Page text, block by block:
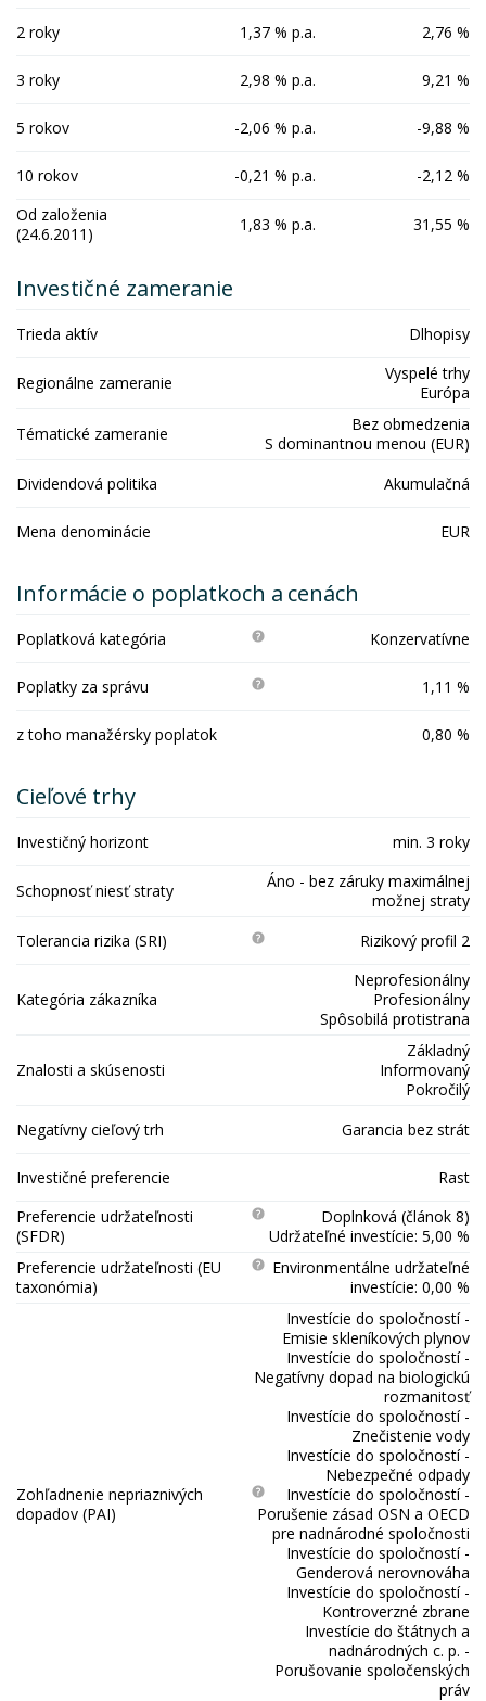
2 roky 1,37 % p.a. 2,76 %
3 roky 2,98 % p.a. 9,21 %
5 rokov -2,06 % p.a. -9,88 %
10 rokov -0,21 % p.a.
-2,12 %
Od založenia
(24.6.2011)
1,83 % p.a. 31,55 %
Investičné zameranie
Trieda aktív Dlhopisy
Regionálne zameranie
Vyspelé trhy
Európa
Tématické zameranie
Bez obmedzenia
S dominantnou menou (EUR)
Dividendová politika
Akumulačná
Mena denominácie EUR
Informácie o poplatkoch a cenách
Poplatková kategória Konzervatívne
Poplatky za správu 1,11 %
z toho manažérsky poplatok 0,80 %
Cieľové trhy
Investičný horizont min. 3 roky
Schopnosť niesť straty
Áno - bez záruky maximálnej
možnej straty
Tolerancia rizika (SRI)
Rizikový profil 2
Kategória zákazníka
Neprofesionálny
Profesionálny
Spôsobilá protistrana
Znalosti a skúsenosti
Základný
Informovaný
Pokročilý
Negatívny cieľový trh
Garancia bez strát
Investičné preferencie
Rast
Preferencie udržateľnosti
(SFDR)
Doplnková (článok 8)
Udržateľné investície: 5,00 %
Preferencie udržateľnosti (EU
taxonómia)
Environmentálne udržateľné
investície: 0,00 %
Zohľadnenie nepriaznivých
dopadov (PAI)
Investície do spoločností -
Emisie skleníkových plynov
Investície do spoločností -
Negatívny dopad na biologickú
rozmanitosť
Investície do spoločností -
Znečistenie vody
Investície do spoločností -
Nebezpečné odpady
Investície do spoločností -
Porušenie zásad OSN a OECD
pre nadnárodné spoločnosti
Investície do spoločností -
Genderová nerovnováha
Investície do spoločností -
Kontroverzné zbrane
Investície do štátnych a
nadnárodných c. p. -
Porušovanie spoločenských
práv